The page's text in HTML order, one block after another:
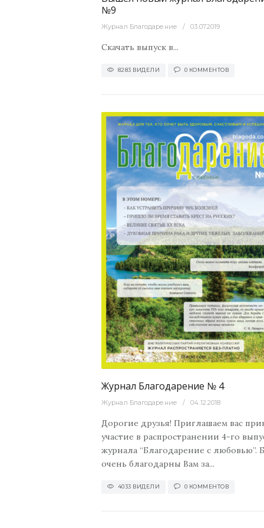
№9
Журнал Благодарение 03.07.2019
Скачать выпуск в...
8283 ВИДЕЛИ 0 КОММЕНТОВ
Журнал 3899
Журнал Благодарение № 4
Журнал Благодарение 04.12.2018
Дорогие друзья! Приглашаем вас
участие в распространении 4-го
журнала “Благодарение с любовью”.
очень благодарны Вам за...
4033 ВИДЕЛИ 0 КОММЕНТОВ